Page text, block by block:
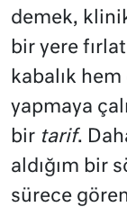
demek,
bir yere
kabalık
yapmaya
bir tarif.
aldığım bir
sürece